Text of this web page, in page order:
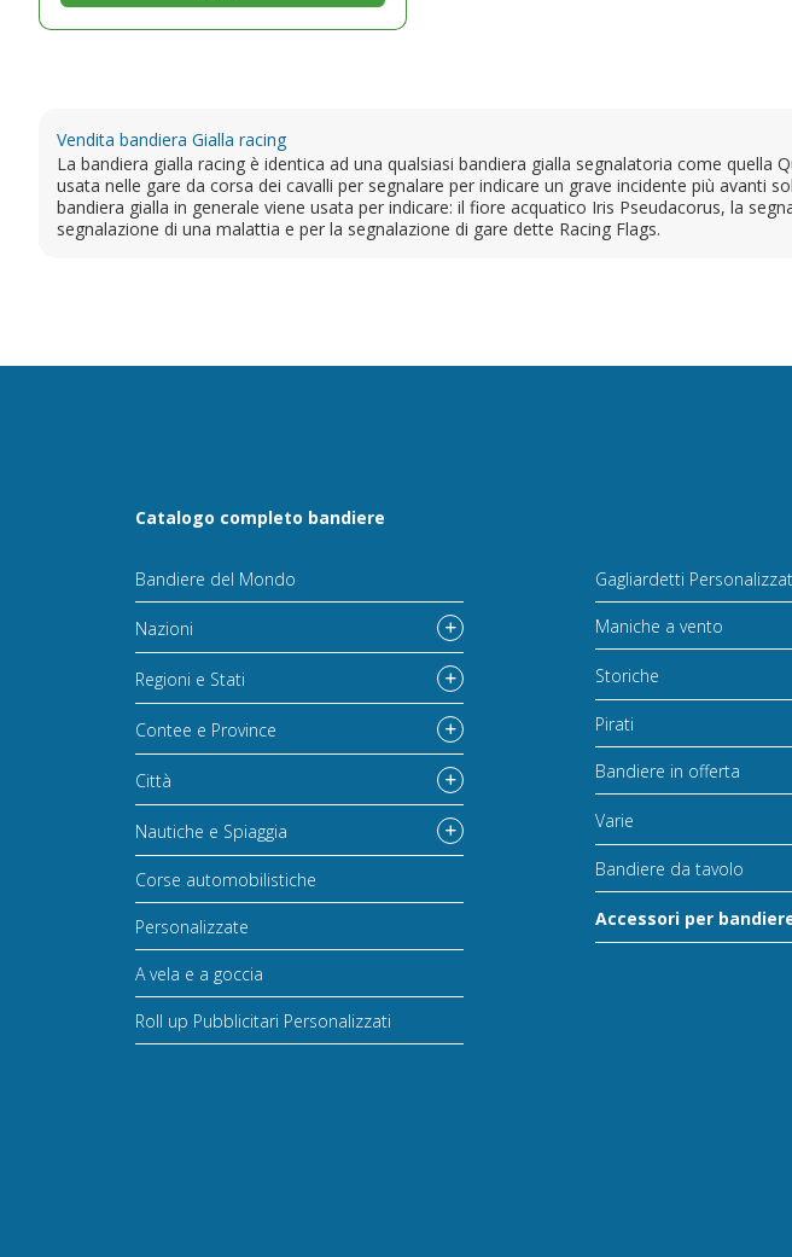
Vendita bandiera Gialla racing
La bandiera gialla racing è identica ad una qualsiasi bandiera gialla segnalatoria come
usata nelle gare da corsa dei cavalli per segnalare per indicare un grave incidente più
bandiera gialla in generale viene usata per indicare: il fiore acquatico Iris Pseudacorus, la
segnalazione di una malattia e per la segnalazione di gare dette Racing Flags.
Catalogo completo bandiere
Bandiere del Mondo
Nazioni
Regioni e Stati
Contee e Province
Città
Nautiche e Spiaggia
Corse automobilistiche
Personalizzate
A vela e a goccia
Roll up Pubblicitari Personalizzati
Gagliardetti
Maniche a vento
Storiche
Pirati
Bandiere in offerta
Varie
Bandiere da tavolo
Accessori per